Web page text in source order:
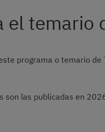
el temario
programa o temario
son las publicadas en